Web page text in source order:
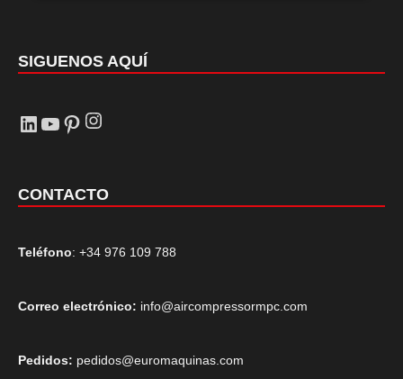
SIGUENOS AQUÍ
LinkedIn
YouTube
Pinterest
Instagram
CONTACTO
Teléfono: +34 976 109 788
Correo electrónico: info@aircompressormpc.com
Pedidos: pedidos@euromaquinas.com